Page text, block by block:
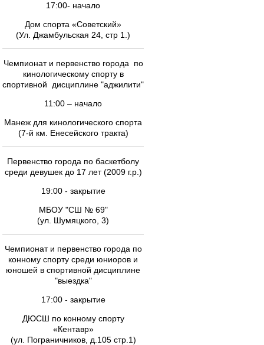
17:00- начало
Дом спорта «Советский»
(Ул. Джамбульская 24, стр 1.)
Чемпионат и первенство города по
кинологическому спорту в
спортивной дисциплине "аджилити"
11:00 – начало
Манеж для кинологического спорта
(7-й км. Енесейского тракта)
Первенство города по баскетболу
среди девушек до 17 лет (2009 г.р.)
19:00 - закрытие
МБОУ "СШ № 69"
(ул. Шумяцкого, 3)
Чемпионат и первенство города по
конному спорту среди юниоров и
юношей в спортивной дисциплине
"выездка"
17:00 - закрытие
ДЮСШ по конному спорту
«Кентавр»
(ул. Пограничников, д.105 стр.1)